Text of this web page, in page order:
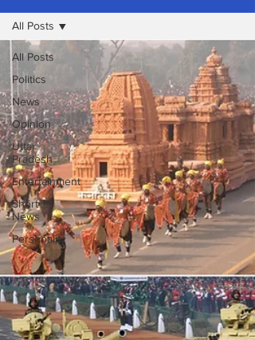
All Posts
Politics
News
Opinion
Uttar
Pradesh
Entertainment
Short
News
Personality
All Posts